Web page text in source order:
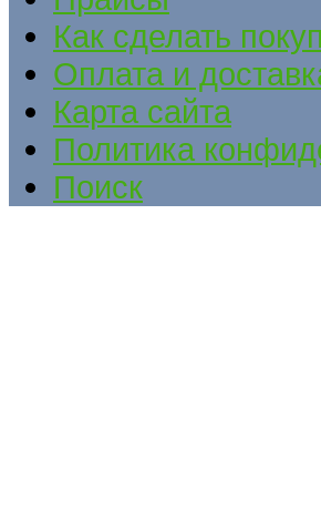
Как сделать
Оплата и
Карта сайта
Политика
Поиск